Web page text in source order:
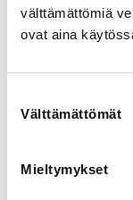
välttämättömiä
ovat aina
valinta
Välttämättömät
Mieltymykset
Lisäksi
jotka ovat
Hinta: 70 e
ohjauksen